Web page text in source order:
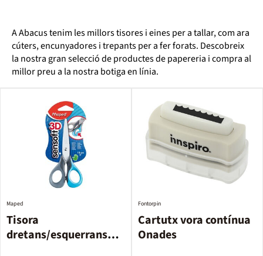
A Abacus tenim les millors tisores i eines per a tallar, com ara
cúters, encunyadores i trepants per a fer forats. Descobreix
la nostra gran selecció de productes de papereria i compra al
millor preu a la nostra botiga en línia.
Tisora
dretans/esquerrans
Maped
Cartutx vora contínua
Onades
Fontorpin